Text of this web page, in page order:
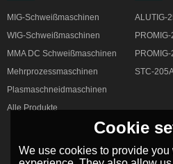
MIG-Schweißmaschinen
WIG-Schweißmaschinen
MMA DC Schweißmaschinen
Mehrprozessmaschinen
Plasmaschneidmaschinen
Alle Produkte
ALUTIG-
STC-
Cookie
We use cookies to provide